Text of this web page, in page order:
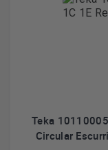
Teka
Circular